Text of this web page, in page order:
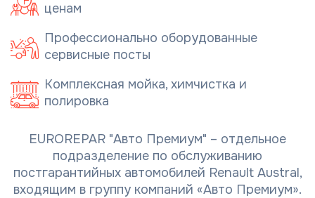
ценам
Профессионально оборудованные
сервисные посты
Комплексная мойка, химчистка и
полировка
EUROREPAR "Авто Премиум" – отдельное
подразделение по обслуживанию
постгарантийных автомобилей Renault Austral,
входящим в группу компаний «Авто Премиум».